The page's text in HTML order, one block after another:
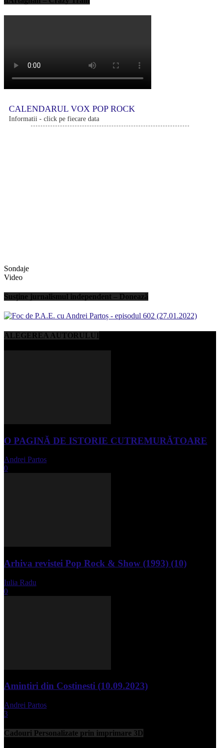
CALENDARUL VOX POP ROCK
Informatii - click pe fiecare data
Sondaje
Video
Susține jurnalismul independent – Donează
ALEGEREA AUTORULUI
O PAGINĂ DE ISTORIE CUTREMURĂTOARE
Andrei Partos
0
Arhiva revistei Pop Rock & Show (1993) (10)
Iulia Radu
0
Amintiri din Costinesti (10.09.2023)
Andrei Partos
3
Cadouri Personalizate prin imprimare 3D